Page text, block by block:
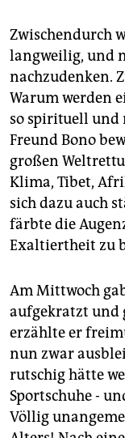
Zwischendurch
langweilig, und
nachzudenken.
Warum werden
so spirituell und
Freund Bono
großen
Klima, Tibet,
sich dazu auch
färbte die
Exaltiertheit zu
Am Mittwoch
aufgekratzt und
erzählte er
nun zwar
rutschig hätte
Sportschuhe -
Völlig